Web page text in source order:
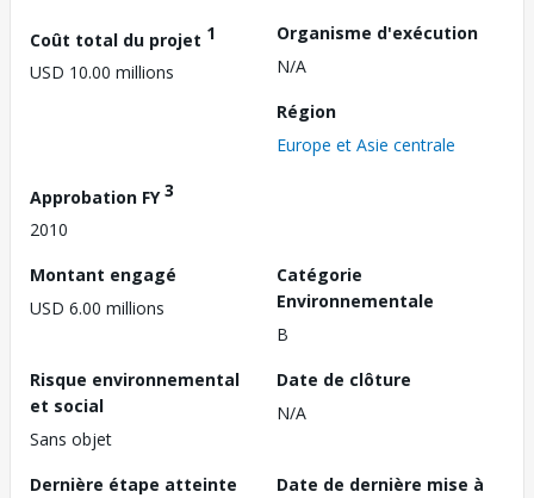
Coût total du projet 1
USD 10.00 millions
Organisme d'exécution
N/A
Région
Europe et Asie centrale
Approbation FY3
2010
Montant engagé
USD 6.00 millions
Catégorie
Environnementale
B
Risque environnemental
et social
Sans objet
Date de clôture
N/A
Dernière étape atteinte
Date de dernière mise à